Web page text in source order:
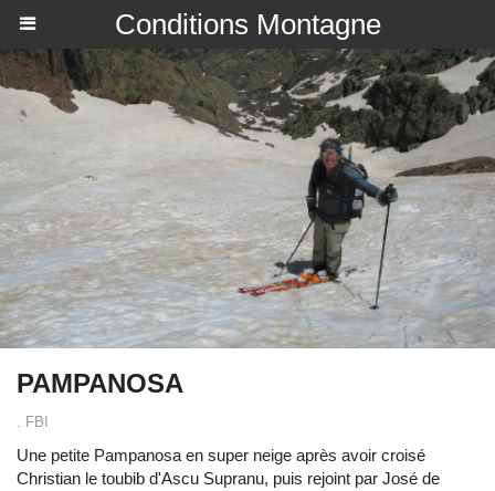
Conditions Montagne
PAMPANOSA
. FBI
Une petite Pampanosa en super neige après avoir croisé
Christian le toubib d'Ascu Supranu, puis rejoint par José de